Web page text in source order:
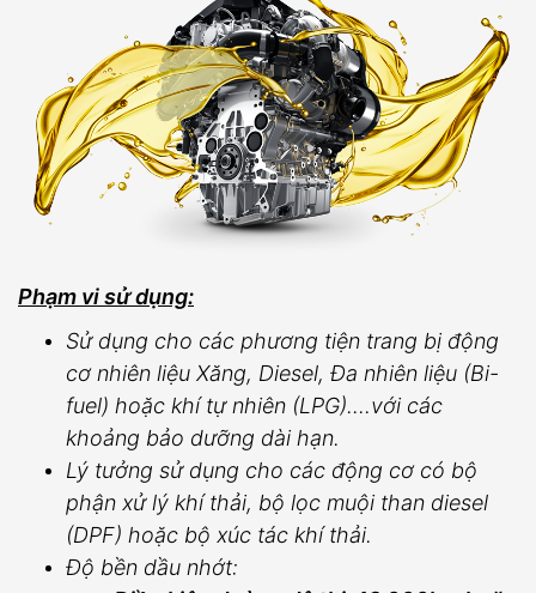
Phạm vi sử dụng:
Sử dụng cho các phương tiện trang bị động
cơ nhiên liệu Xăng, Diesel, Đa nhiên liệu (Bi-
fuel) hoặc khí tự nhiên (LPG)....với các
khoảng bảo dưỡng dài hạn.
Lý tưởng sử dụng cho các động cơ có bộ
phận xử lý khí thải, bộ lọc muội than diesel
(DPF) hoặc bộ xúc tác khí thải.
Độ bền dầu nhớt: